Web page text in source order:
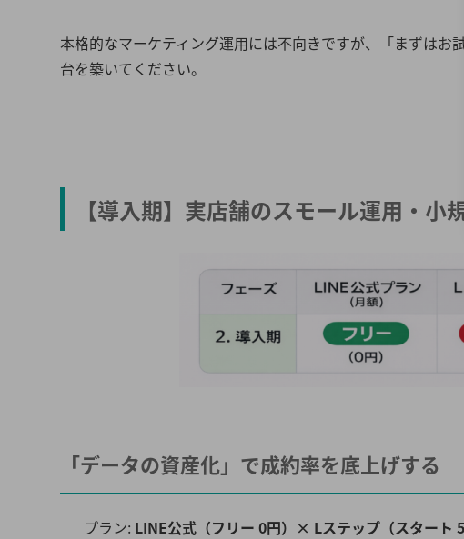
本格的なマーケティング運用には不向きですが、
「まずは
台を築いてください。
【導入期】実店舗のスモール運用・小
「データの資産化」で成約率を底上げする
プラン: LINE公式（フリー 0円）× Lステップ（スタート